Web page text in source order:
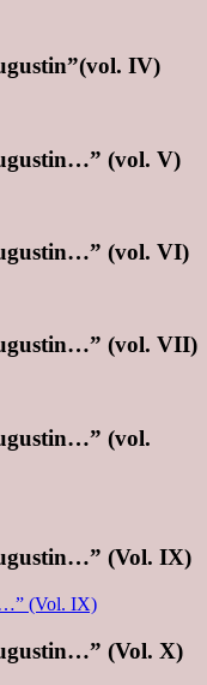
IV)
(vol. V)
(vol. VI)
(vol. VII)
(vol.
(Vol. IX)
(Vol. X)